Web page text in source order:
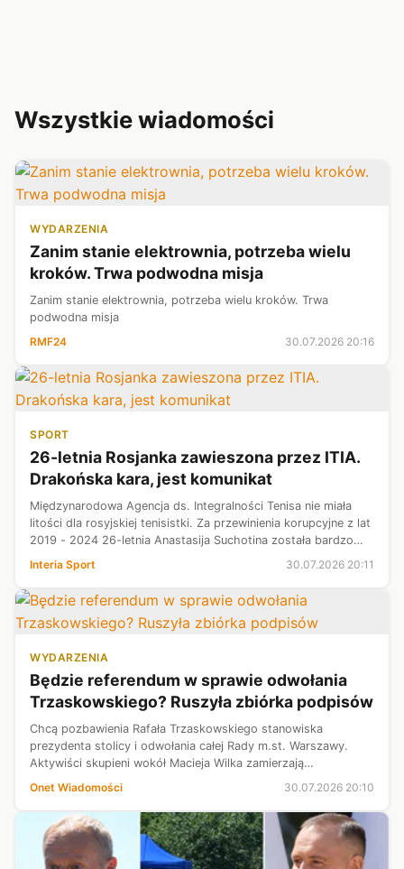
Wszystkie wiadomości
WYDARZENIA
Zanim stanie elektrownia, potrzeba wielu
kroków. Trwa podwodna misja
Zanim stanie elektrownia, potrzeba wielu kroków. Trwa
podwodna misja
RMF24
30.07.2026 20:16
SPORT
26-letnia Rosjanka zawieszona przez ITIA.
Drakońska kara, jest komunikat
Międzynarodowa Agencja ds. Integralności Tenisa nie miała
litości dla rosyjskiej tenisistki. Za przewinienia korupcyjne z lat
2019 - 2024 26-letnia Anastasija Suchotina została bardzo
Interia Sport 30.07.2026 20:11
WYDARZENIA
Będzie referendum w sprawie odwołania
Trzaskowskiego? Ruszyła zbiórka podpisów
Chcą pozbawienia Rafała Trzaskowskiego stanowiska
prezydenta stolicy i odwołania całej Rady m.st. Warszawy.
Aktywiści skupieni wokół Macieja Wilka zamierzają
przeprowadzić referendum w tej sprawie. Dziś zarejestrowali
Onet Wiadomości 30.07.2026 20:10